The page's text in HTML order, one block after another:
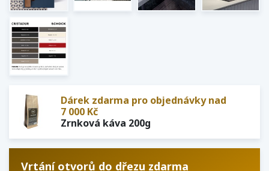
Dárek zdarma pro objednávky nad
7 000 Kč
Zrnková káva 200g
Vrtání otvorů do dřezu zdarma